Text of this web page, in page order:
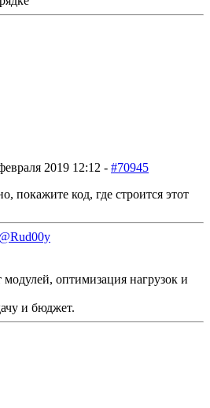
2019 12:12 - #70945
покажите код, где строится этот
@Rud00y
модулей, оптимизация нагрузок и
и бюджет.